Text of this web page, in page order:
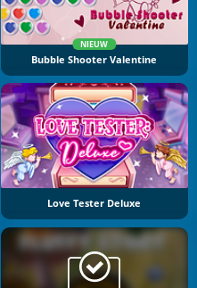
NIEUW
Bubble Shooter Valentine
Love Tester Deluxe